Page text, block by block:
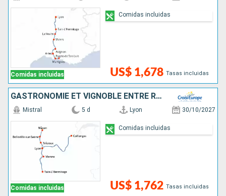
Comidas incluidas US$ 1,678 Tasas incluidas
Comidas incluidas
GASTRONOMIE ET VIGNOBLE ENTRE RHÔNE ET SAÔNE AVEC UN DÎNER À L'ABBAYE DE COLLONGES - PAUL BOCUSE
Comidas incluidas
Mistral 5 d Lyon 30/10/2027
US$ 1,762 Tasas incluidas
Comidas incluidas